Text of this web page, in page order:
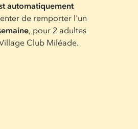
automatiquement
de remporter l'un
, pour 2 adultes
Club Miléade.